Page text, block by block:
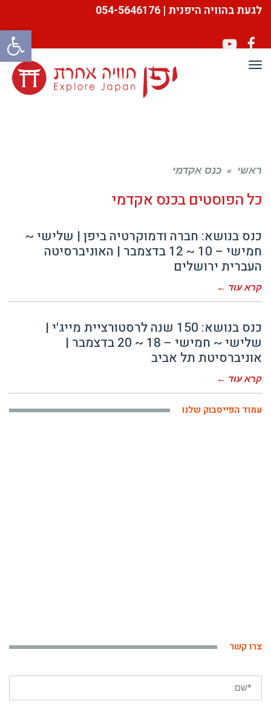
פתח
לגעת בהוויה היפנית | 054-5646176
Facebook
YouTube
תפריט
ראשי » כנס אקדמי
כל הפוסטים בכנס אקדמי
כנס בנושא: חברה ודמוקרטיה ביפן | שלישי ~
חמישי – 10 ~ 12 בדצמבר | האוניברסיטה
העברית ירושלים
קרא עוד ←
כנס בנושא: 150 שנה לרסטורציית מייג'י |
שלישי ~ חמישי – 18 ~ 20 בדצמבר |
אוניברסיטת תל אביב
קרא עוד ←
עמוד הפייסבוק שלנו
צרו קשר
*
שם
פרטי